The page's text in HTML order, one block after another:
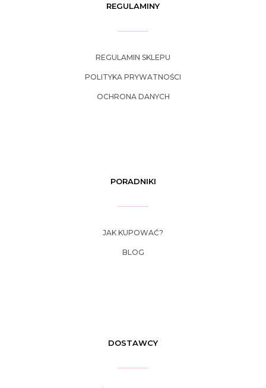
REGULAMINY
REGULAMIN SKLEPU
POLITYKA PRYWATNOŚCI
OCHRONA DANYCH
PORADNIKI
JAK KUPOWAĆ?
BLOG
DOSTAWCY